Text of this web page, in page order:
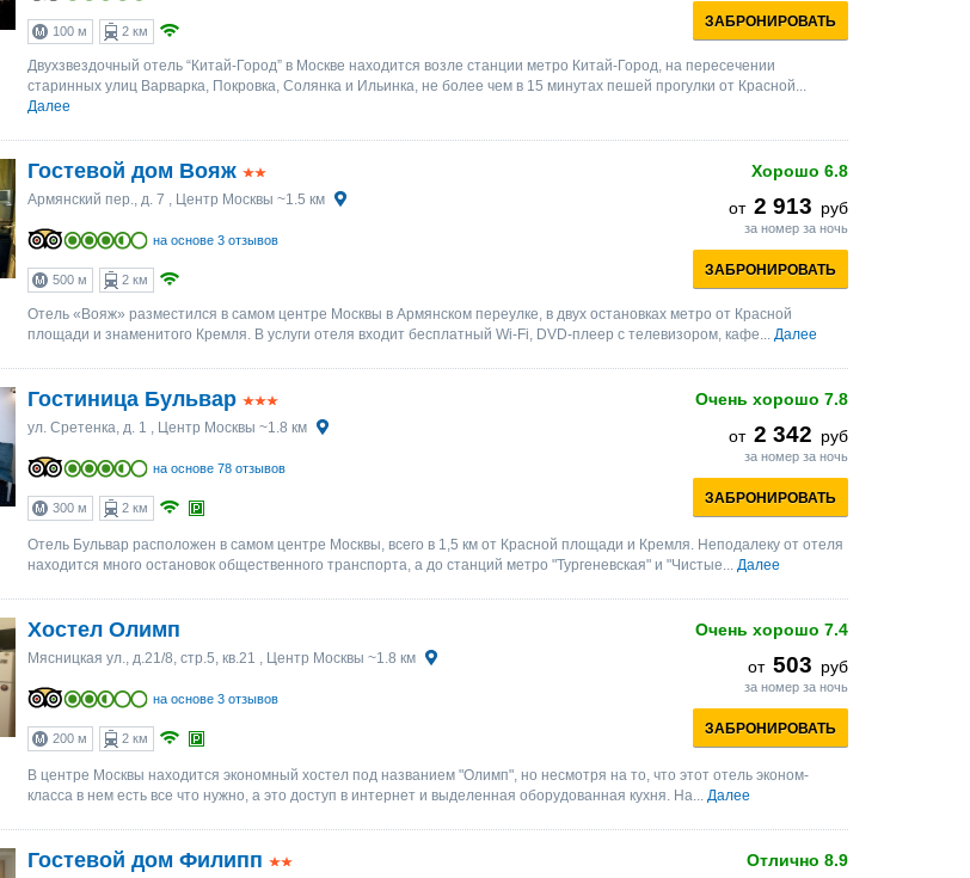
28 29 30
4 5 6
28 29 30
4 5 6
ЗАБРОНИРОВАТЬ
100 м 2 км
Двухзвездочный отель “Китай-Город” в Москве находится возле станции метро Китай-Город, на пересечении
старинных улиц Варварка, Покровка, Солянка и Ильинка, не более чем в 15 минутах пешей прогулки от Красной...
Далее
Хорошо 6.8
от 2 913 руб
за номер за ночь
ЗАБРОНИРОВАТЬ
Гостевой дом Вояж
Армянский пер., д. 7 , Центр Москвы ~1.5 км
на основе 3 отзывов
500 м 2 км
Отель «Вояж» разместился в самом центре Москвы в Армянском переулке, в двух остановках метро от Красной
площади и знаменитого Кремля. В услуги отеля входит бесплатный Wi-Fi, DVD-плеер с телевизором, кафе... Далее
Очень хорошо 7.8
от 2 342 руб
за номер за ночь
ЗАБРОНИРОВАТЬ
Гостиница Бульвар
ул. Сретенка, д. 1 , Центр Москвы ~1.8 км
на основе 78 отзывов
300 м 2 км
Отель Бульвар расположен в самом центре Москвы, всего в 1,5 км от Красной площади и Кремля. Неподалеку от отеля
находится много остановок общественного транспорта, а до станций метро "Тургеневская" и "Чистые... Далее
Очень хорошо 7.4
от 503 руб
за номер за ночь
ЗАБРОНИРОВАТЬ
Хостел Олимп
Мясницкая ул., д.21/8, стр.5, кв.21 , Центр Москвы ~1.8 км
на основе 3 отзывов
200 м 2 км
В центре Москвы находится экономный хостел под названием "Олимп", но несмотря на то, что этот отель эконом-
класса в нем есть все что нужно, а это доступ в интернет и выделенная оборудованная кухня. На... Далее
Отлично 8.9
Гостевой дом Филипп